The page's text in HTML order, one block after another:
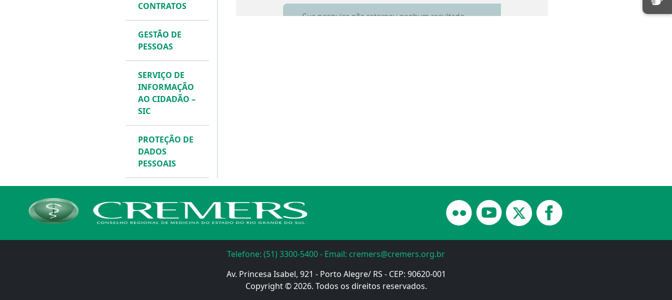
CONTRATOS
GESTÃO DE
PESSOAS
SERVIÇO DE
INFORMAÇÃO
AO CIDADÃO –
SIC
PROTEÇÃO DE
DADOS
PESSOAIS
Telefone: (51) 3300-5400 - Email: cremers@cremers.org.br
Av. Princesa Isabel, 921 - Porto Alegre/ RS - CEP: 90620-001
Copyright © 2026. Todos os direitos reservados.